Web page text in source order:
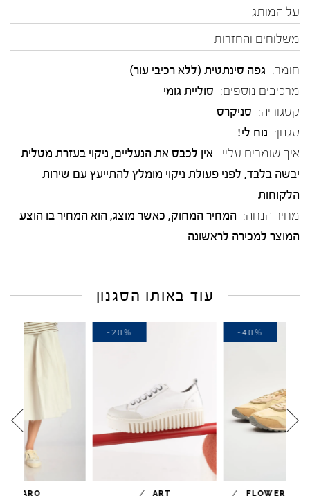
על המותג
משלוחים והחזרות
חומר: גפה סינתטית (ללא רכיבי עור)
מרכיבים נוספים: סוליית גומי
קטגוריה: סניקרס
סגנון: נוח לי!
איך שומרים עליי: אין לכבס את הנעליים, ניקוי בעזרת מטלית
יבשה בלבד, לפני פעולת ניקוי מומלץ להתייעץ עם שירות
הלקוחות
מחיר הנחה: המחיר המחוק, כאשר מוצג, הוא המחיר בו הוצע
המוצר למכירה לראשונה
עוד באותו הסגנון
-20%